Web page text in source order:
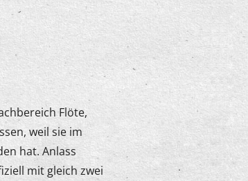
Flöte,
weil sie im
hat. Anlass
mit gleich zwei